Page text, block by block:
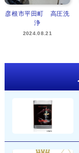
彦根市平田町 高圧洗
浄
2024.08.21